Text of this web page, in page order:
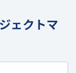
ェクトマ